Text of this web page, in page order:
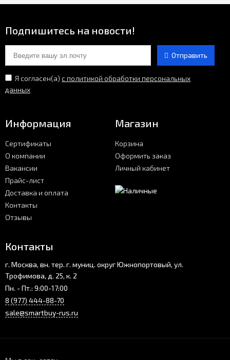
Подпишитесь на новости!
Отправить
Я согласен(a) с политикой обработки персональных
данных
Информация
Сертификаты
О компании
Вакансии
Прайс-лист
Доставка и оплата
Контакты
Отзывы
Магазин
Корзина
Оформить заказ
Личный кабинет
Контакты
г. Москва, вн. тер. г. муниц. округ Южнопортовый, ул.
Трофимова, д. 25, к. 2
Пн. - Пт.: 9:00-17:00
8 (977) 444-88-70
sale@smartbuy-rus.ru